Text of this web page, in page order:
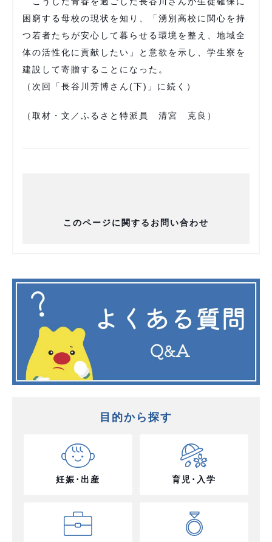
困窮する母校の現状を知り、「湧別高校に関心を持
つ若者たちが安心して暮らせる環境を整え、地域全
体の活性化に貢献したい」と意欲を示し、学生寮を
建設して寄贈することになった。
（次回「長谷川芳博さん(下)」に続く）
（取材・文／ふるさと特派員 清宮 克良）
このページに関するお問い合わせ
目的から探す
妊娠･出産 育児･入学